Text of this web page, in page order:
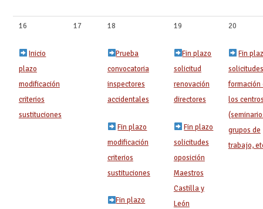
16
Inicio
plazo
modificación
criterios
sustituciones
17 18
Prueba
convocatoria
inspectores
accidentales
Fin plazo
modificación
criterios
sustituciones
Fin plazo
19
Fin plazo
solicitud
renovación
directores
Fin plazo
solicitudes
oposición
Maestros
Castilla y
León
20
Fin
solicitudes
formación
los
grupos de
trabajo,